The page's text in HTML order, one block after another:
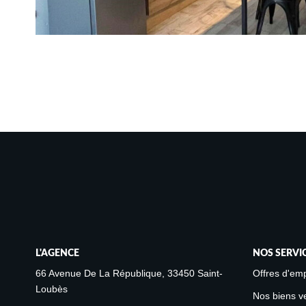
L'AGENCE
66 Avenue De La République, 33450 Saint-
Loubès
NOS
Offres
Nos biens